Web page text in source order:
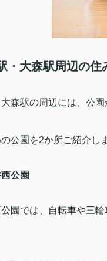
・大森駅周辺の
森駅の周辺には、公
公園を2か所ご紹介し
公園
公園では、自転車や三